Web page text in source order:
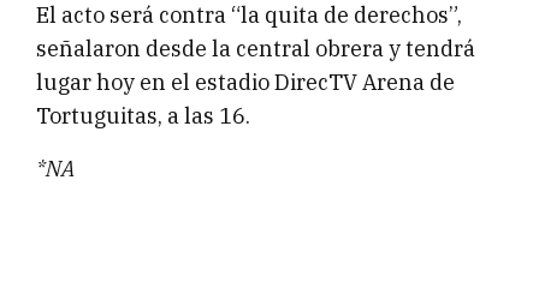
El acto será contra “la quita de derechos”,
señalaron desde la central obrera y tendrá
lugar hoy en el estadio DirecTV Arena de
Tortuguitas, a las 16.
*NA